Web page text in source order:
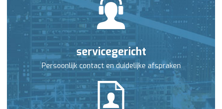
servicegericht
Persoonlijk contact en duidelijke afspraken